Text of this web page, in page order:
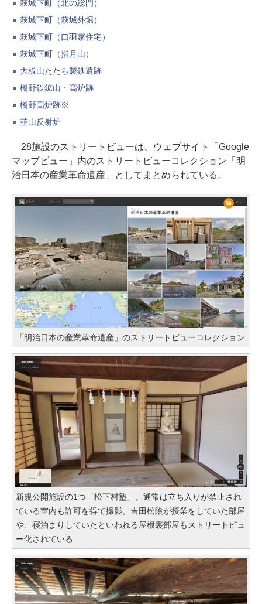
萩城下町（北の総門）
萩城下町（萩城外堀）
萩城下町（口羽家住宅）
萩城下町（指月山）
大板山たたら製鉄遺跡
橋野鉄鉱山・高炉跡
橋野高炉跡※
韮山反射炉
28施設のストリートビューは、ウェブサイト「Google
マップビュー」内のストリートビューコレクション「明
治日本の産業革命遺産」としてまとめられている。
「明治日本の産業革命遺産」のストリートビューコレクション
新規公開施設の1つ「松下村塾」。通常は立ち入りが禁止され
ている室内も許可を得て撮影。吉田松陰が授業をしていた部屋
や、寝泊まりしていたといわれる屋根裏部屋もストリートビュ
ー化されている